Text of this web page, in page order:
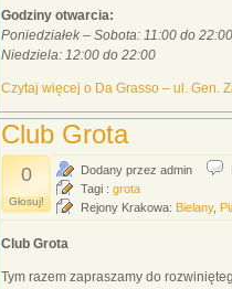
Godziny otwarcia:
Poniedziałek – Sobota: 11:00 do 22:00
Niedziela: 12:00 do 22:00
Czytaj więcej o Da Grasso – ul. Gen.
Club Grota
0
Głosuj!
Dodany przez admin
Tagi : grota
Rejony Krakowa: Bielany,
Club Grota
Tym razem zapraszamy do